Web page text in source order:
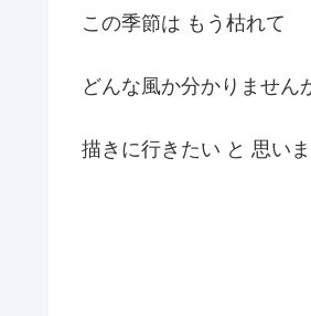
この季節は もう枯れて
どんな風か分かりません
描きに行きたい と 思いま